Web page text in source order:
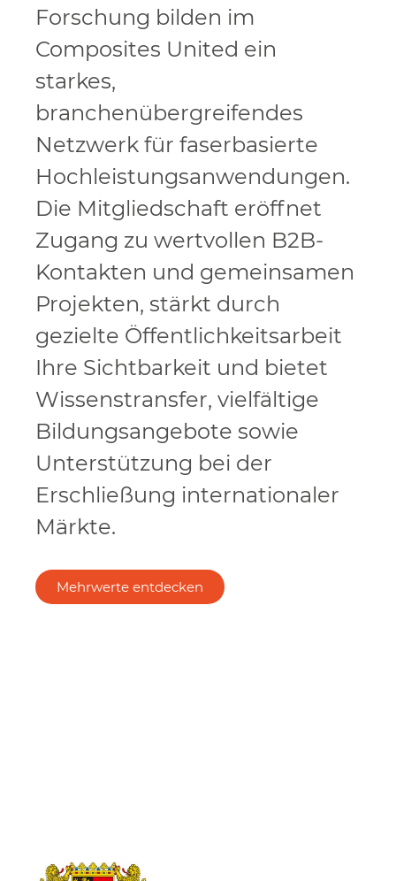
Forschung bilden im
Composites United ein
starkes,
branchenübergreifendes
Netzwerk für faserbasierte
Hochleistungsanwendungen.
Die Mitgliedschaft eröffnet
Zugang zu wertvollen B2B-
Kontakten und gemeinsamen
Projekten, stärkt durch
gezielte Öffentlichkeitsarbeit
Ihre Sichtbarkeit und bietet
Wissenstransfer, vielfältige
Bildungsangebote sowie
Unterstützung bei der
Erschließung internationaler
Märkte.
Mehrwerte entdecken